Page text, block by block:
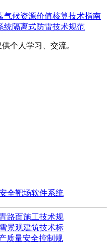
气候资源价值核算技术指南
统隔离式防雷技术规范
个人学习、交流。
全靶场软件系统
路面施工技术规
景观建筑技术标
质量安全控制规